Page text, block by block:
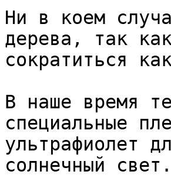
Ни в коем
дерева, так
сократиться
В наше время
специальные
ультрафиолет
солнечный свет.